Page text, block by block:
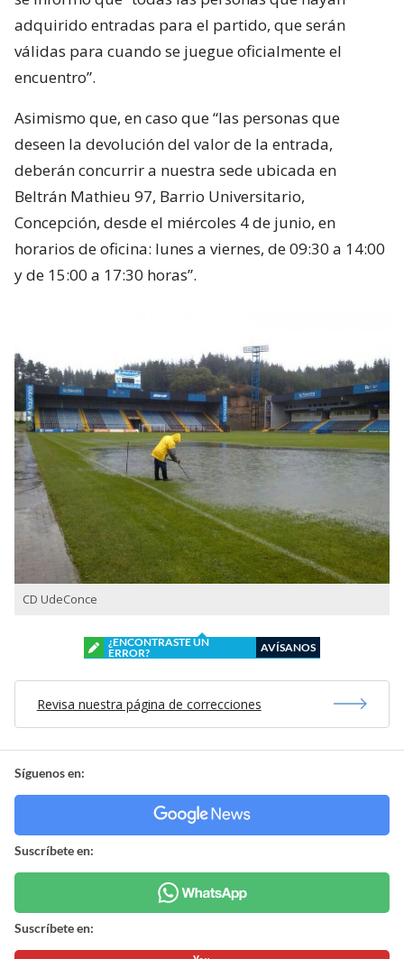
adquirido entradas para el partido, que serán
válidas para cuando se juegue oficialmente el
encuentro”.
Asimismo que, en caso que “las personas que
deseen la devolución del valor de la entrada,
deberán concurrir a nuestra sede ubicada en
Beltrán Mathieu 97, Barrio Universitario,
Concepción, desde el miércoles 4 de junio, en
horarios de oficina: lunes a viernes, de 09:30 a 14:00
y de 15:00 a 17:30 horas”.
CD UdeConce
¿ENCONTRASTE UN
ERROR?
AVÍSANOS
Revisa nuestra página de correcciones
Síguenos en:
Suscríbete en:
Suscríbete en: